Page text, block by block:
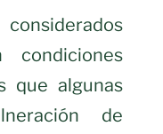
condiciones
que algunas
de